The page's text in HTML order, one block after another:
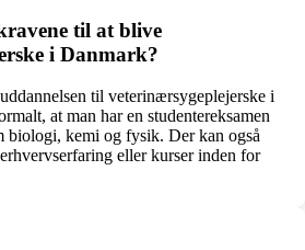
til at blive
i Danmark?
til veterinærsygeplejerske i
at man har en studentereksamen
biologi, kemi og fysik. Der kan også
eller kurser inden for